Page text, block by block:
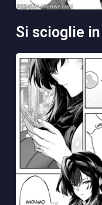
si scioglie